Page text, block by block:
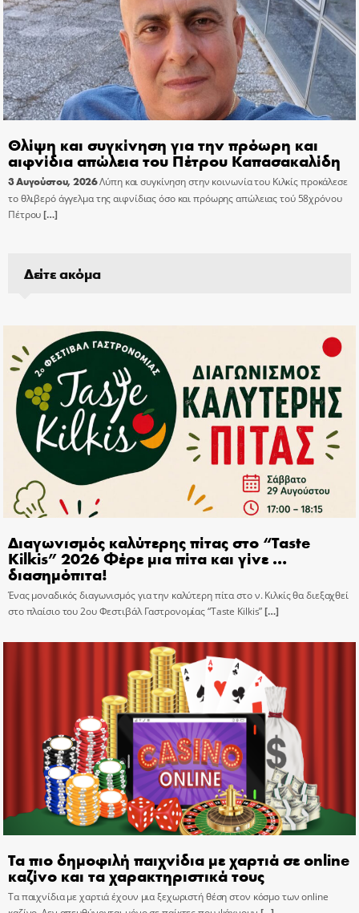
Θλίψη και συγκίνηση για την πρόωρη και
αιφνίδια απώλεια του Πέτρου Καπασακαλίδη
3 Αυγούστου, 2026Λύπη και συγκίνηση στην κοινωνία του Κιλκίς προκάλεσε
το θλιβερό άγγελμα της αιφνίδιας όσο και πρόωρης απώλειας τού 58χρόνου
Πέτρου[…]
Δείτε ακόμα
Διαγωνισμός καλύτερης πίτας στο “Taste
Kilkis” 2026 Φέρε μια πίτα και γίνε …
διασημόπιτα!
Ένας μοναδικός διαγωνισμός για την καλύτερη πίτα στο ν. Κιλκίς θα διεξαχθεί
στο πλαίσιο του 2ου Φεστιβάλ Γαστρονομίας “Taste Kilkis”[…]
Τα πιο δημοφιλή παιχνίδια με χαρτιά σε online
καζίνο και τα χαρακτηριστικά τους
Τα παιχνίδια με χαρτιά έχουν μια ξεχωριστή θέση στον κόσμο των online